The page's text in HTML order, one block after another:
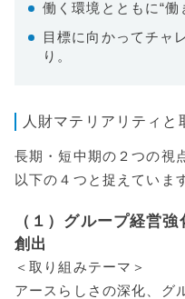
働く環境とともに“働
目標に向かってチャ
り。
人財マテリアリティと
長期・短中期の２つの視
以下の４つと捉えていま
（１）グループ経営
創出
＜取り組みテーマ＞
アースらしさの深化、グ